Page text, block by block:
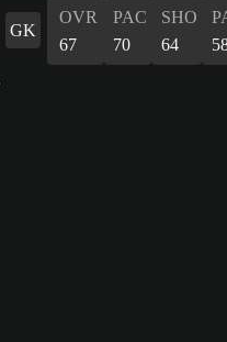
GK
OVR
67
PAC
70
SHO
64